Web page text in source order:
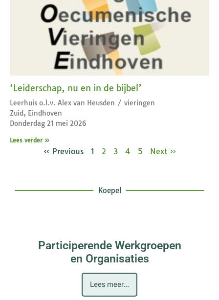
‘Leiderschap, nu en in de bijbel’
Leerhuis o.l.v. Alex van Heusden / vieringen
Zuid, Eindhoven
Donderdag 21 mei 2026
Lees verder »
« Previous 1 2 3 4 5 Next »
Koepel
Participerende Werkgroepen
en Organisaties
Lees meer...